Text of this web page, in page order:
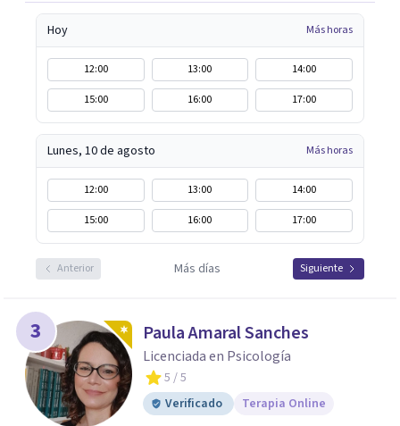
Hoy Más horas
12:00 13:00
14:00
15:00
16:00 17:00
Lunes, 10 de agosto Más horas
12:00 13:00
14:00
15:00
16:00 17:00
Anterior Más días Siguiente
3 Paula Amaral Sanches
Licenciada en Psicología
5 / 5
Verificado
Terapia Online